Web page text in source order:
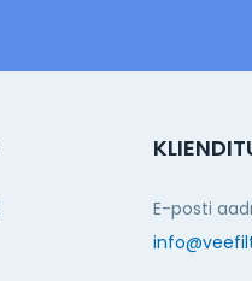
E-posti